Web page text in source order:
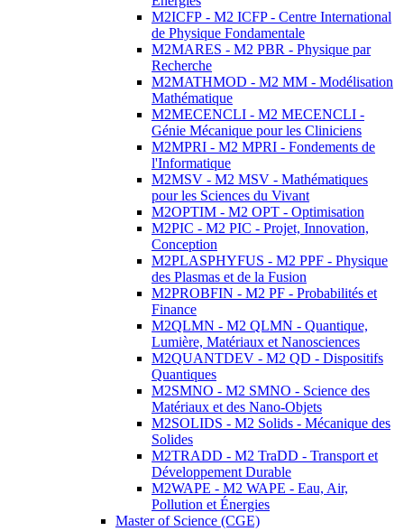
M2ICFP - M2 ICFP - Centre International
de Physique Fondamentale
M2MARES - M2 PBR - Physique par
Recherche
M2MATHMOD - M2 MM - Modélisation
Mathématique
M2MECENCLI - M2 MECENCLI -
Génie Mécanique pour les Cliniciens
M2MPRI - M2 MPRI - Fondements de
l'Informatique
M2MSV - M2 MSV - Mathématiques
pour les Sciences du Vivant
M2OPTIM - M2 OPT - Optimisation
M2PIC - M2 PIC - Projet, Innovation,
Conception
M2PLASPHYFUS - M2 PPF - Physique
des Plasmas et de la Fusion
M2PROBFIN - M2 PF - Probabilités et
Finance
M2QLMN - M2 QLMN - Quantique,
Lumière, Matériaux et Nanosciences
M2QUANTDEV - M2 QD - Dispositifs
Quantiques
M2SMNO - M2 SMNO - Science des
Matériaux et des Nano-Objets
M2SOLIDS - M2 Solids - Mécanique des
Solides
M2TRADD - M2 TraDD - Transport et
Développement Durable
M2WAPE - M2 WAPE - Eau, Air,
Pollution et Énergies
Master of Science (CGE)